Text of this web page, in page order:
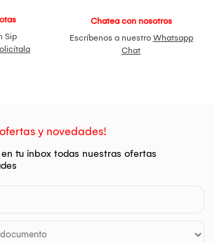
Sip
Chatea con nosotros
Escríbenos a nuestro Whatsapp
Chat
y novedades!
tu inbox todas nuestras ofertas